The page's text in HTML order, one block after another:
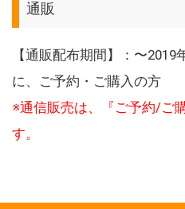
通販
【通販配布期間】：〜
に、ご予約・ご購入の方
※通信販売は、『ご予約/ご
す。